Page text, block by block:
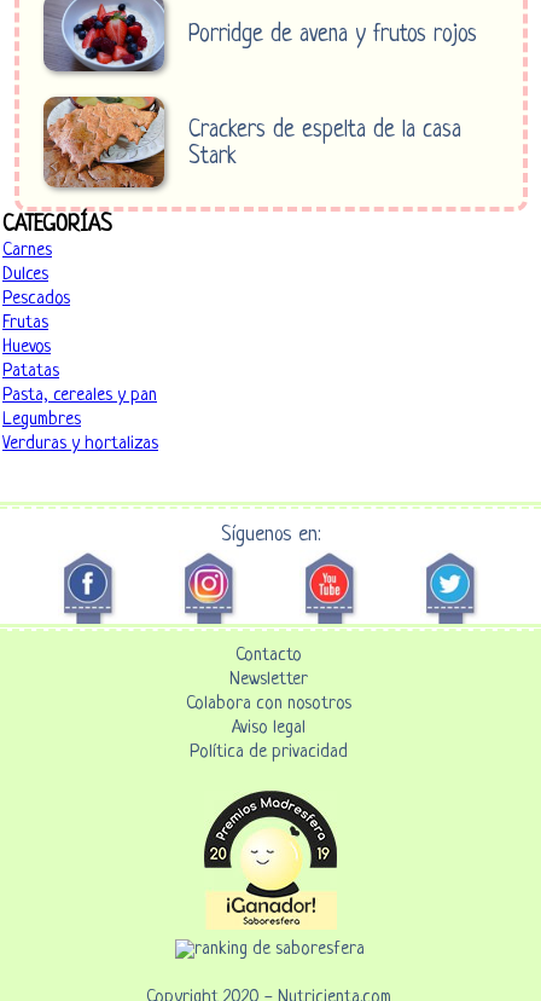
Porridge de avena y frutos rojos
Crackers de espelta de la casa
Stark
CATEGORÍAS
Carnes
Dulces
Pescados
Frutas
Huevos
Patatas
Pasta, cereales y pan
Legumbres
Verduras y hortalizas
Síguenos en:
Contacto
Newsletter
Colabora con nosotros
Aviso legal
Política de privacidad